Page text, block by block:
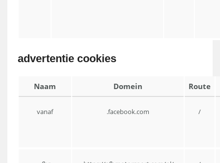
advertentie cookies
Naam Domein Route
vanaf .facebook.com /